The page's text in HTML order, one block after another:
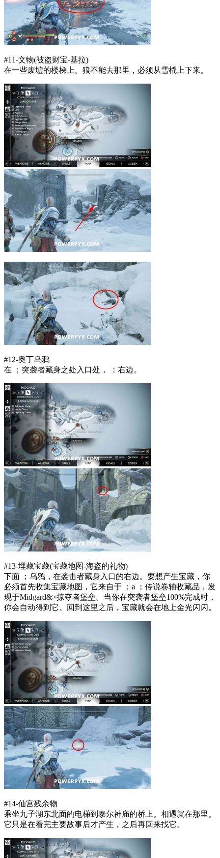
#11-文物(被盗财宝-基拉)
在一些废墟的楼梯上。狼不能去那里，必须从雪橇上下来。
#12-奥丁乌鸦
在 ；突袭者藏身之处入口处， ；右边。
#13-埋藏宝藏(宝藏地图-海盗的礼物)
下面 ；乌鸦，在袭击者藏身入口的右边。要想产生宝藏，你
必须首先收集宝藏地图，它来自于 ；a ；传说卷轴收藏品，发
现于Midgard&>掠夺者堡垒。当你在突袭者堡垒100%完成时，
你会自动得到它。回到这里之后，宝藏就会在地上金光闪闪。
#14-仙宫残余物
乘坐九子湖东北面的电梯到泰尔神庙的桥上。相遇就在那里。
它只是在看完主要故事后才产生，之后再回来找它。